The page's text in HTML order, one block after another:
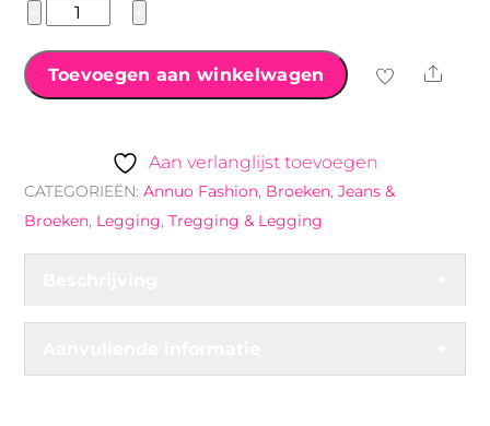
Annuo
legging/broek
met
Toevoegen aan winkelwagen Share
Aan verlanglijst toevoegen
CATEGORIEËN:Annuo Fashion, Broeken,Jeans &
Broeken, Legging,Tregging & Legging